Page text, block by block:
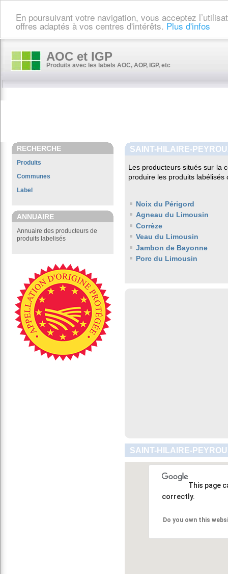
En poursuivant votre navigation, vous acceptez
offres adaptés à vos centres d'intérêts. Plus d'infos
AOC et IGP
Produits avec les labels AOC, AOP, IGP, etc
RECHERCHE
Produits
Communes
Label
ANNUAIRE
Annuaire des producteurs de
produits labelisés
SAINT-HILAIRE-
Les producteurs situés sur la
produire les produits labélisés
Noix du Périgord
Agneau du Limousin
Corrèze
Veau du Limousin
Jambon de Bayonne
Porc du Limousin
SAINT-HILAIRE-
This page
correctly.
Do you own this